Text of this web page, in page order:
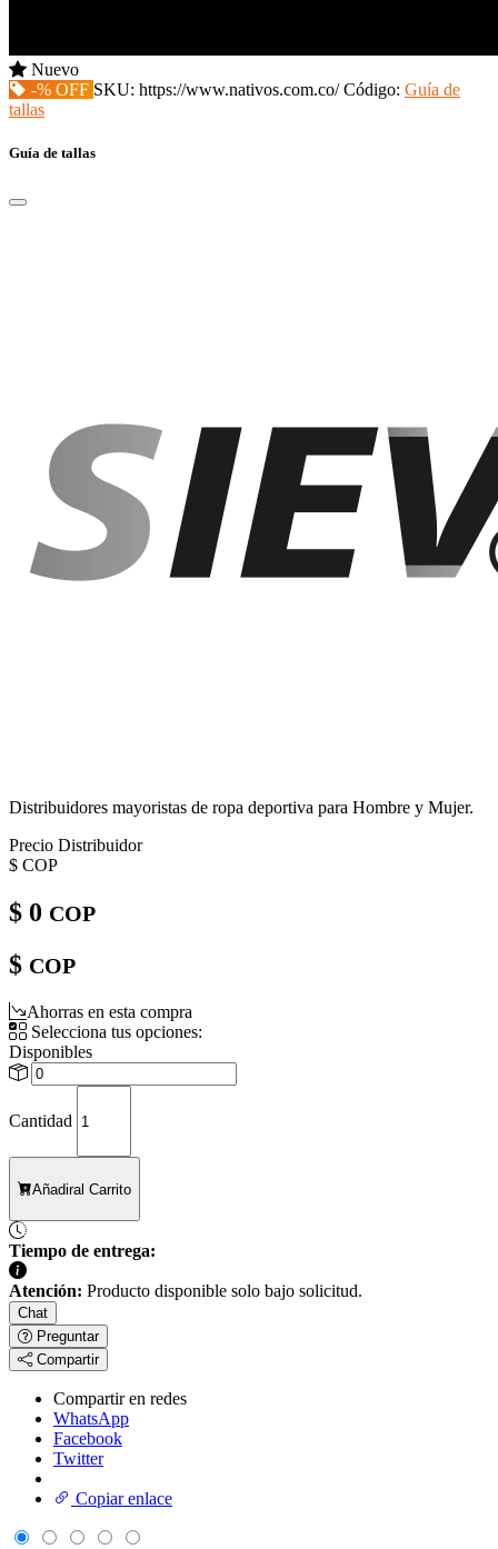
Nuevo
-% OFF SKU: https://www.nativos.com.co/ Código: Guía de
tallas
Guía de tallas
Distribuidores mayoristas de ropa deportiva para Hombre y Mujer.
Precio Distribuidor
$ COP
$ 0 COP
$ COP
Ahorras en esta compra
Selecciona tus opciones:
Disponibles
Cantidad
Añadiral Carrito
Tiempo de entrega:
Atención: Producto disponible solo bajo solicitud.
Chat
Preguntar
Compartir
Compartir en redes
WhatsApp
Facebook
Twitter
Copiar enlace